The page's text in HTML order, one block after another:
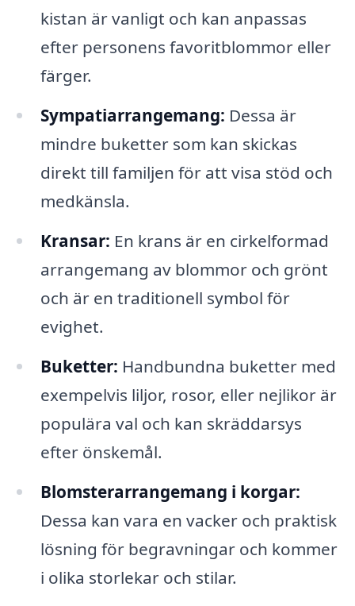
kistan är vanligt och kan anpassas
efter personens favoritblommor eller
färger.
Sympatiarrangemang: Dessa är
mindre buketter som kan skickas
direkt till familjen för att visa stöd och
medkänsla.
Kransar: En krans är en cirkelformad
arrangemang av blommor och grönt
och är en traditionell symbol för
evighet.
Buketter: Handbundna buketter med
exempelvis liljor, rosor, eller nejlikor är
populära val och kan skräddarsys
efter önskemål.
Blomsterarrangemang i korgar:
Dessa kan vara en vacker och praktisk
lösning för begravningar och kommer
i olika storlekar och stilar.